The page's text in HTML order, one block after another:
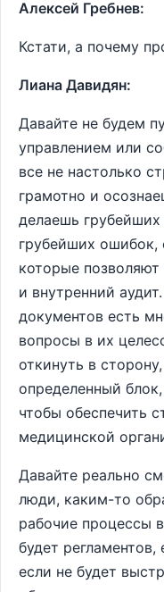
Алексей Гребнев:
Кстати, а почему
Лиана Давидян:
Давайте не будем
управлением или
все не настолько
грамотно и
делаешь
грубейших ошибок,
которые
и внутренний
документов есть
вопросы в их
откинуть в
определенный
чтобы обеспечить
медицинской
Давайте реально
люди, каким-то
рабочие процессы
будет регламентов,
если не будет